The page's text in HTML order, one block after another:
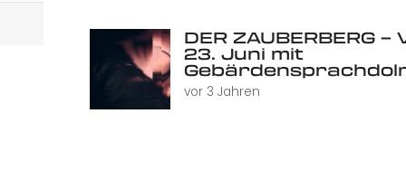
DER ZAUBERBERG
23. Juni mit
vor 3 Jahren